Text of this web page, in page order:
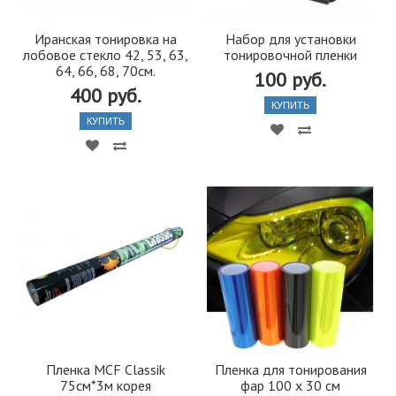
Иранская тонировка на
лобовое стекло 42, 53, 63,
64, 66, 68, 70см.
400 руб.
КУПИТЬ
Набор для установки
тонировочной пленки
100 руб.
КУПИТЬ
Пленка MCF Classik
75см*3м корея
Пленка для тонирования
фар 100 х 30 см